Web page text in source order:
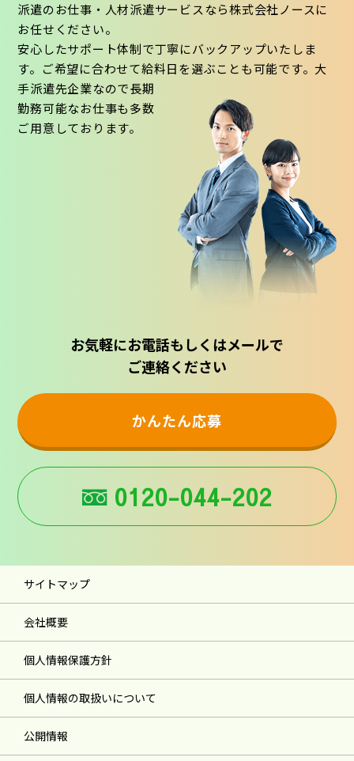
派遣のお仕事・人材派遣サービスなら株式会社ノースに
お任せください。
安心したサポート体制で丁寧にバックアップいたしま
す。ご希望に合わせて給料日を選ぶことも可能です。大
手派遣先企業なので長期
勤務可能なお仕事も多数
ご用意しております。
お気軽にお電話もしくはメールで
ご連絡ください
かんたん応募
0120-044-202
サイトマップ
会社概要
個人情報保護方針
個人情報の取扱いについて
公開情報